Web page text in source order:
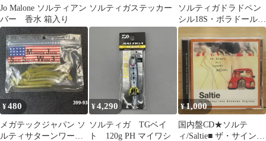
Jo Malone ソルティアン
バー 香水 箱入り
ソルティガステッカー
ソルティガドラドペン
シル18S・ボラドール
170LS
¥480
メガテックジャパン ソ
ルティサターンワー
¥4,290
ソルティガ TGベイ
ト 120g PH マイワシ
¥1,000
国内盤CD★ソルテ
ィ/Saltie■ ザ・サイン